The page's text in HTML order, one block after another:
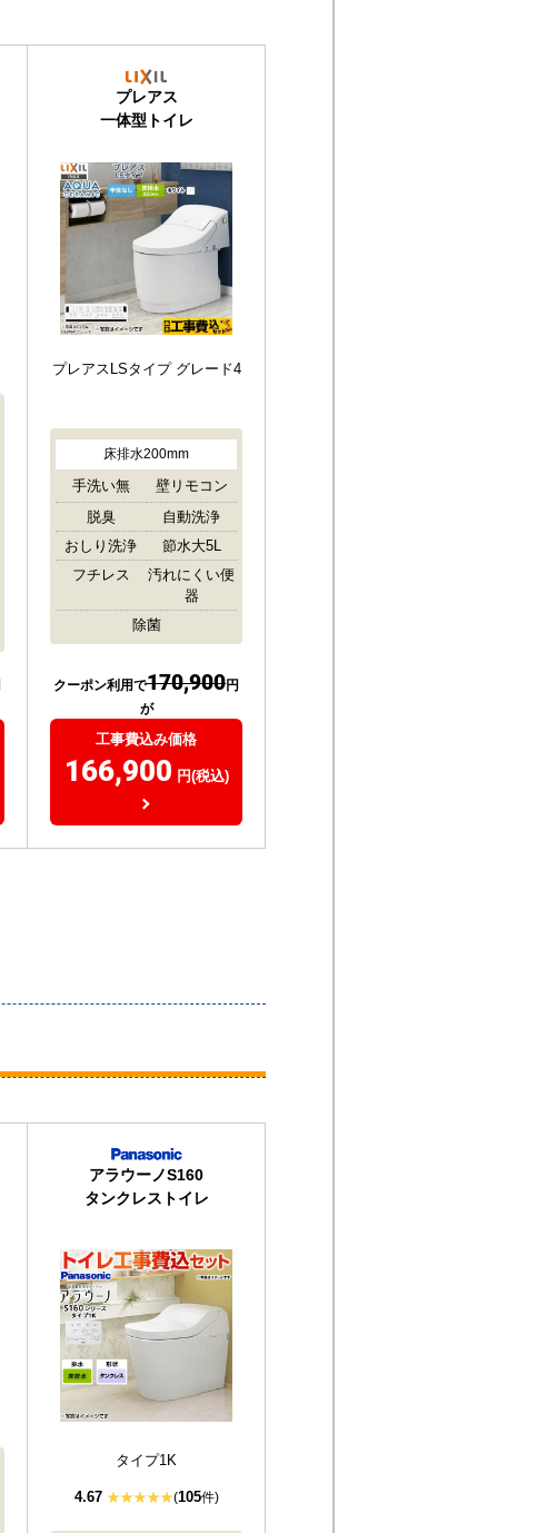
プレアス
一体型トイレ
プレアスLSタイプ グレード4
床排水200mm
手洗い無
壁リモコン
脱臭
自動洗浄
おしり洗浄
節水大5L
フチレス
汚れにくい便
器
除菌
クーポン利用で170,900円
が
工事費込み価格
166,900 円(税込)
アラウーノS160
タンクレストイレ
タイプ1K
4.67 (105件)